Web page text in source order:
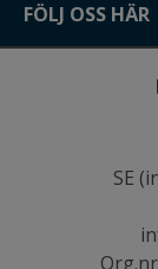
FÖLJ OSS HÄR
SE